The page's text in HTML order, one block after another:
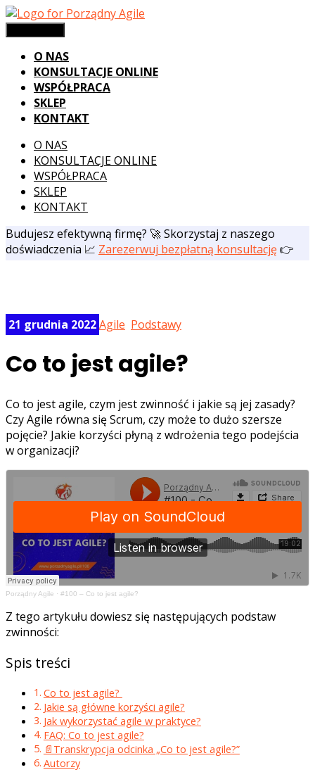
Skip
to
O NAS
KONSULTACJE ONLINE
WSPÓŁPRACA
SKLEP
KONTAKT
O NAS
KONSULTACJE ONLINE
WSPÓŁPRACA
SKLEP
KONTAKT
Budujesz efektywną firmę? 🚀 Skorzystaj z naszego
doświadczenia 📈 Zarezerwuj bezpłatną konsultację👉
21 grudnia 2022Agile Podstawy
Co to jest agile?
Co to jest agile, czym jest zwinność i jakie są jej zasady?
Czy Agile równa się Scrum, czy może to dużo szersze
pojęcie? Jakie korzyści płyną z wdrożenia tego podejścia
w organizacji?
Porządny Agile · #100 – Co to jest agile?
Z tego artykułu dowiesz się następujących podstaw
zwinności:
Spis treści
Co to jest agile?
Jakie są główne korzyści agile?
Jak wykorzystać agile w praktyce?
FAQ: Co to jest agile?
📄Transkrypcja odcinka „Co to jest agile?”
Autorzy